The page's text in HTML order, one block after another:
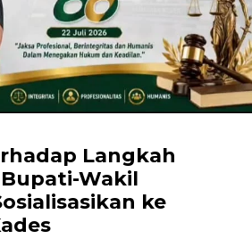
Langkah
Wakil
ke